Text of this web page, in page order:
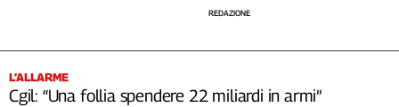
REDAZIONE
L’ALLARME
Cgil: “Una follia spendere 22 miliardi in armi”